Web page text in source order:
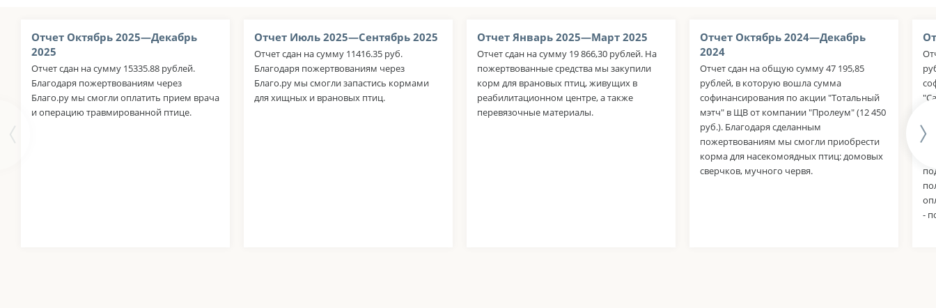
Отчет Октябрь 2025—Декабрь
2025
Отчет сдан на сумму 15335.88 рублей.
Благодаря пожертвованиям через
Благо.ру мы смогли оплатить прием врача
и операцию травмированной птице.
Отчет Июль 2025—Сентябрь 2025
Отчет сдан на сумму 11416.35 руб.
Благодаря пожертвованиям через
Благо.ру мы смогли запастись кормами
для хищных и врановых птиц.
Отчет Январь 2025—Март 2025
Отчет сдан на сумму 19 866,30 рублей. На
пожертвованные средства мы закупили
корм для врановых птиц, живущих в
реабилитационном центре, а также
перевязочные материалы.
Отчет Октябрь 2024—Декабрь
2024
Отчет сдан на общую сумму 47 195,85
рублей, в которую вошла сумма
софинансирования по акции "Тотальный
мэтч" в ЩВ от компании "Пролеум" (12 450
руб.). Благодаря сделанным
пожертвованиям мы смогли приобрести
корма для насекомоядных птиц: домовых
сверчков, мучного червя.
-